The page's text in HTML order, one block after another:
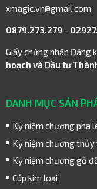
xmagic.vn@gmail.com
0879.273.279 -
Giấy chứng nhận Đăng
hoạch và Đầu tư
DANH MỤC SẢN
Kỷ niệm chương pha
Kỷ niệm chương thủy
Kỷ niệm chương gỗ
Cúp kim loại